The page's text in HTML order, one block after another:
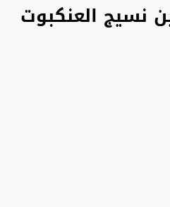
نسيج العنكبوت